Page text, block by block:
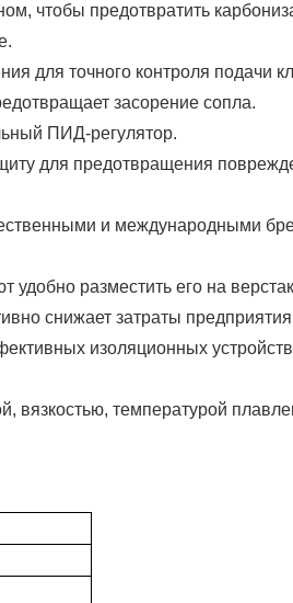
чтобы предотвратить
для точного контроля подачи
засорение сопла.
ПИД-регулятор.
для предотвращения
и международными
удобно разместить его на
снижает затраты
изоляционных
вязкостью, температурой